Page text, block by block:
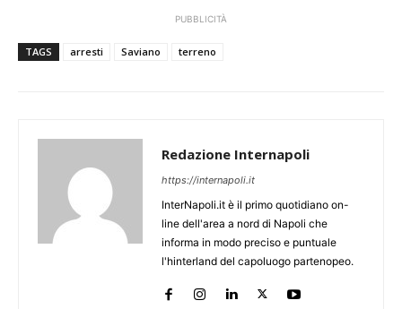
PUBBLICITÀ
TAGS arresti Saviano terreno
Redazione Internapoli
https://internapoli.it
InterNapoli.it è il primo quotidiano on-
line dell'area a nord di Napoli che
informa in modo preciso e puntuale
l'hinterland del capoluogo partenopeo.